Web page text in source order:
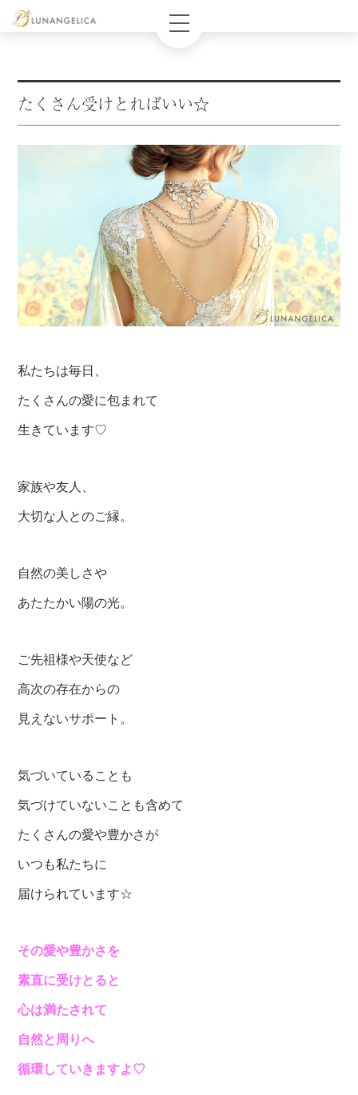
たくさん受けとればいい☆
私たちは毎日、
たくさんの愛に包まれて
生きています♡
家族や友人、
大切な人とのご縁。
自然の美しさや
あたたかい陽の光。
ご先祖様や天使など
高次の存在からの
見えないサポート。
気づいていることも
気づけていないことも含めて
たくさんの愛や豊かさが
いつも私たちに
届けられています☆
その愛や豊かさを
素直に受けとると
心は満たされて
自然と周りへ
循環していきますよ♡